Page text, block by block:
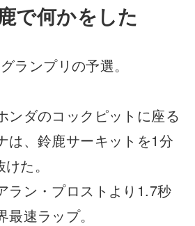
で何かをした
ランプリの予選。
ンダのコックピットに座る
は、鈴鹿サーキットを1分
た。
ラン・プロストより1.7秒
速ラップ。